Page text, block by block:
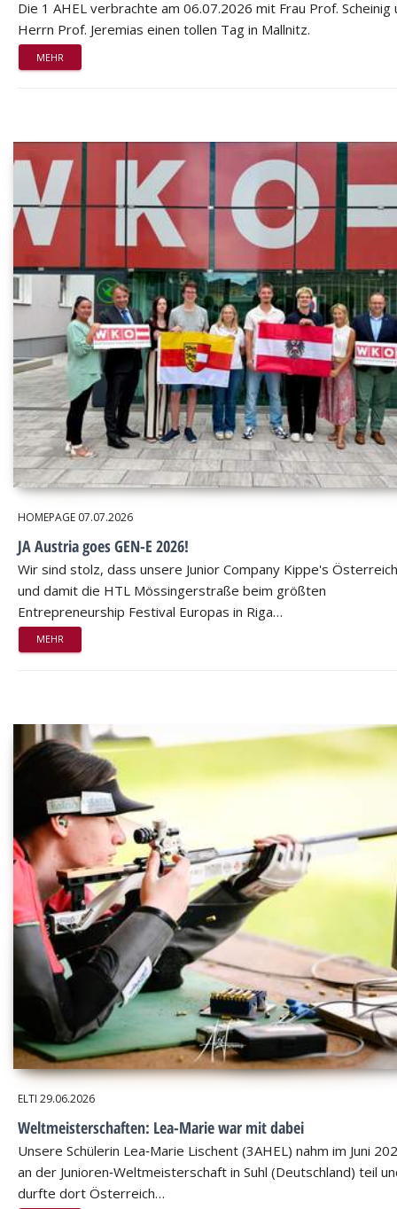
Die 1 AHEL verbrachte am 06.07.2026 mit Frau Prof. Scheinig
Herrn Prof. Jeremias einen tollen Tag in Mallnitz.
MEHR
HOMEPAGE 07.07.2026
JA Austria goes GEN-E 2026!
Wir sind stolz, dass unsere Junior Company Kippe's Österreich
und damit die HTL Mössingerstraße beim größten
Entrepreneurship Festival Europas in Riga…
MEHR
ELTI 29.06.2026
Weltmeisterschaften: Lea-Marie war mit dabei
Unsere Schülerin Lea‑Marie Lischent (3AHEL) nahm im Juni
an der Junioren‑Weltmeisterschaft in Suhl (Deutschland) teil
durfte dort Österreich…